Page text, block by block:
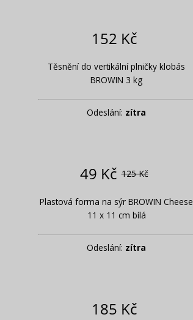
152 Kč
Těsnění do vertikální plničky klobás
BROWIN 3 kg
Odeslání: zítra
49 Kč 125 Kč
Plastová forma na sýr BROWIN Cheese
11 x 11 cm bílá
Odeslání: zítra
185 Kč